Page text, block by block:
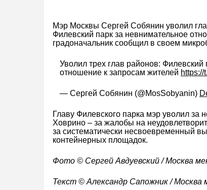
Мэр Москвы Сергей Собянин уволил
Филевский парк за невнимательное
градоначальник сообщил в своем
Уволил трех глав районов:
отношение к запросам жителей https://
— Сергей Собянин (@MosSobyanin)
Главу Филевского парка мэр уволил за
Ховрино – за жалобы на
за систематически несвоевременный
контейнерных площадок.
Фото © Сергей Авдуевский / Москва
Текст © Александр Сапожник / Москва